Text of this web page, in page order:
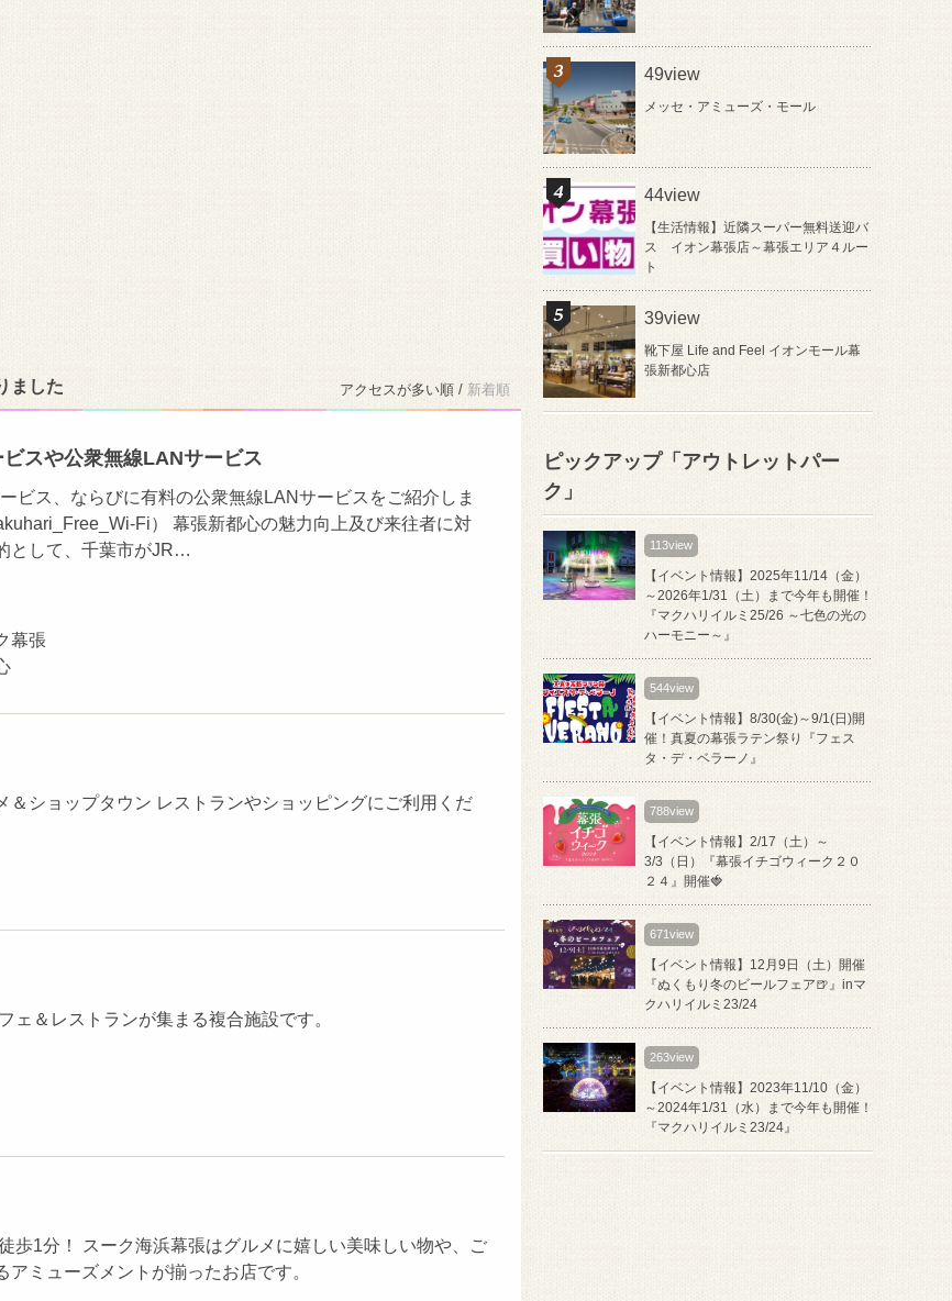
ました アクセスが多い順 / 新着順
スや公衆無線LANサービス
ビス、ならびに有料の公衆無線LANサービスをご紹介しま
Fi） 幕張新都心の魅力向上及び来往者に対
として、千葉市がJR…
幕張
＆ショップタウン レストランやショッピングにご利用くだ
ェ＆レストランが集まる複合施設です。
歩1分！ スーク海浜幕張はグルメに嬉しい美味しい物や、ご
ミューズメントが揃ったお店です。
49view
メッセ・アミューズ・モール
44view
【生活情報】近隣スーパー無料送迎バ
ス イオン幕張店～幕張エリア４ルー
ト
39view
靴下屋 Life and Feel イオンモール幕
張新都心店
ピックアップ「アウトレットパー
ク」
113view
【イベント情報】2025年11/14（金）
～2026年1/31（土）まで今年も開催！
『マクハリイルミ25/26 ～七色の光の
ハーモニー～』
544view
【イベント情報】8/30(金)～9/1(日)開
催！真夏の幕張ラテン祭り『フェス
タ・デ・ベラーノ』
788view
【イベント情報】2/17（土）～
3/3（日）『幕張イチゴウィーク２０
２４』開催🍓
671view
【イベント情報】12月9日（土）開催
『ぬくもり冬のビールフェア🍺』inマ
クハリイルミ23/24
263view
【イベント情報】2023年11/10（金）
～2024年1/31（水）まで今年も開催！
『マクハリイルミ23/24』